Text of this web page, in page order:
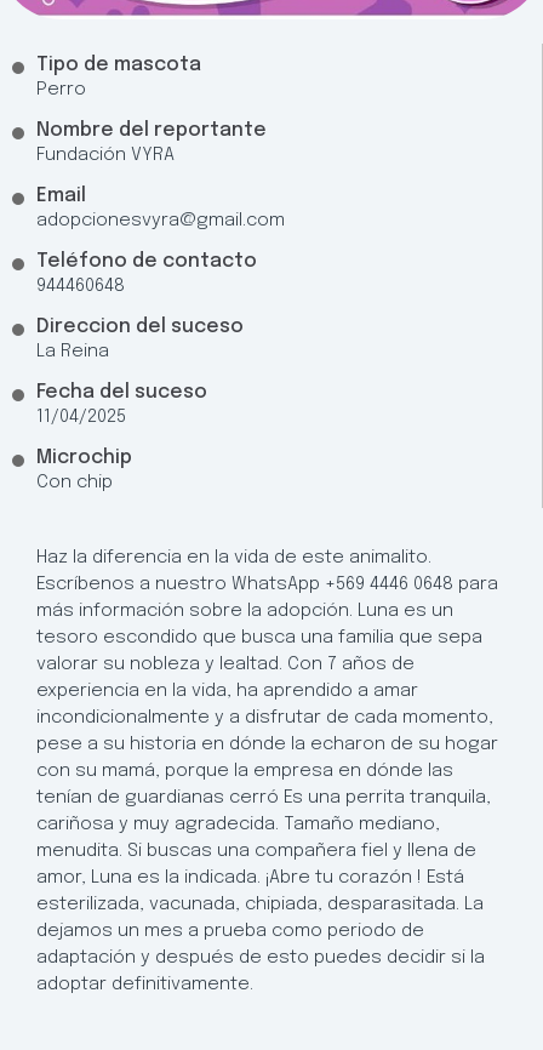
Tipo de mascota
Perro
Nombre del reportante
Fundación VYRA
Email
adopcionesvyra@gmail.com
Teléfono de contacto
944460648
Direccion del suceso
La Reina
Fecha del suceso
11/04/2025
Microchip
Con chip
Haz la diferencia en la vida de este animalito.
Escríbenos a nuestro WhatsApp +569 4446 0648 para
más información sobre la adopción. Luna es un
tesoro escondido que busca una familia que sepa
valorar su nobleza y lealtad. Con 7 años de
experiencia en la vida, ha aprendido a amar
incondicionalmente y a disfrutar de cada momento,
pese a su historia en dónde la echaron de su hogar
con su mamá, porque la empresa en dónde las
tenían de guardianas cerró Es una perrita tranquila,
cariñosa y muy agradecida. Tamaño mediano,
menudita. Si buscas una compañera fiel y llena de
amor, Luna es la indicada. ¡Abre tu corazón ! Está
esterilizada, vacunada, chipiada, desparasitada. La
dejamos un mes a prueba como periodo de
adaptación y después de esto puedes decidir si la
adoptar definitivamente.